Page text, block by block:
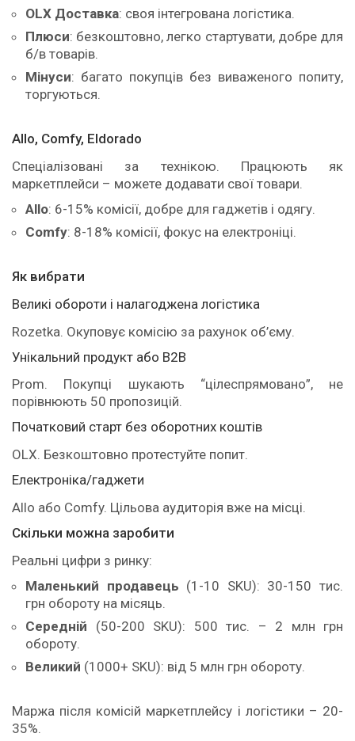
OLX Доставка: своя інтегрована логістика.
Плюси: безкоштовно, легко стартувати, добре для
б/в товарів.
Мінуси: багато покупців без виваженого попиту,
торгуються.
Allo, Comfy, Eldorado
Спеціалізовані за технікою. Працюють як
маркетплейси – можете додавати свої товари.
Allo: 6-15% комісії, добре для гаджетів і одягу.
Comfy: 8-18% комісії, фокус на електроніці.
Як вибрати
Великі обороти і налагоджена логістика
Rozetka. Окуповує комісію за рахунок об’єму.
Унікальний продукт або B2B
Prom. Покупці шукають “цілеспрямовано”, не
порівнюють 50 пропозицій.
Початковий старт без оборотних коштів
OLX. Безкоштовно протестуйте попит.
Електроніка/гаджети
Allo або Comfy. Цільова аудиторія вже на місці.
Скільки можна заробити
Реальні цифри з ринку:
Маленький продавець (1-10 SKU): 30-150 тис.
грн обороту на місяць.
Середній (50-200 SKU): 500 тис. – 2 млн грн
обороту.
Великий (1000+ SKU): від 5 млн грн обороту.
Маржа після комісій маркетплейсу і логістики – 20-
35%.